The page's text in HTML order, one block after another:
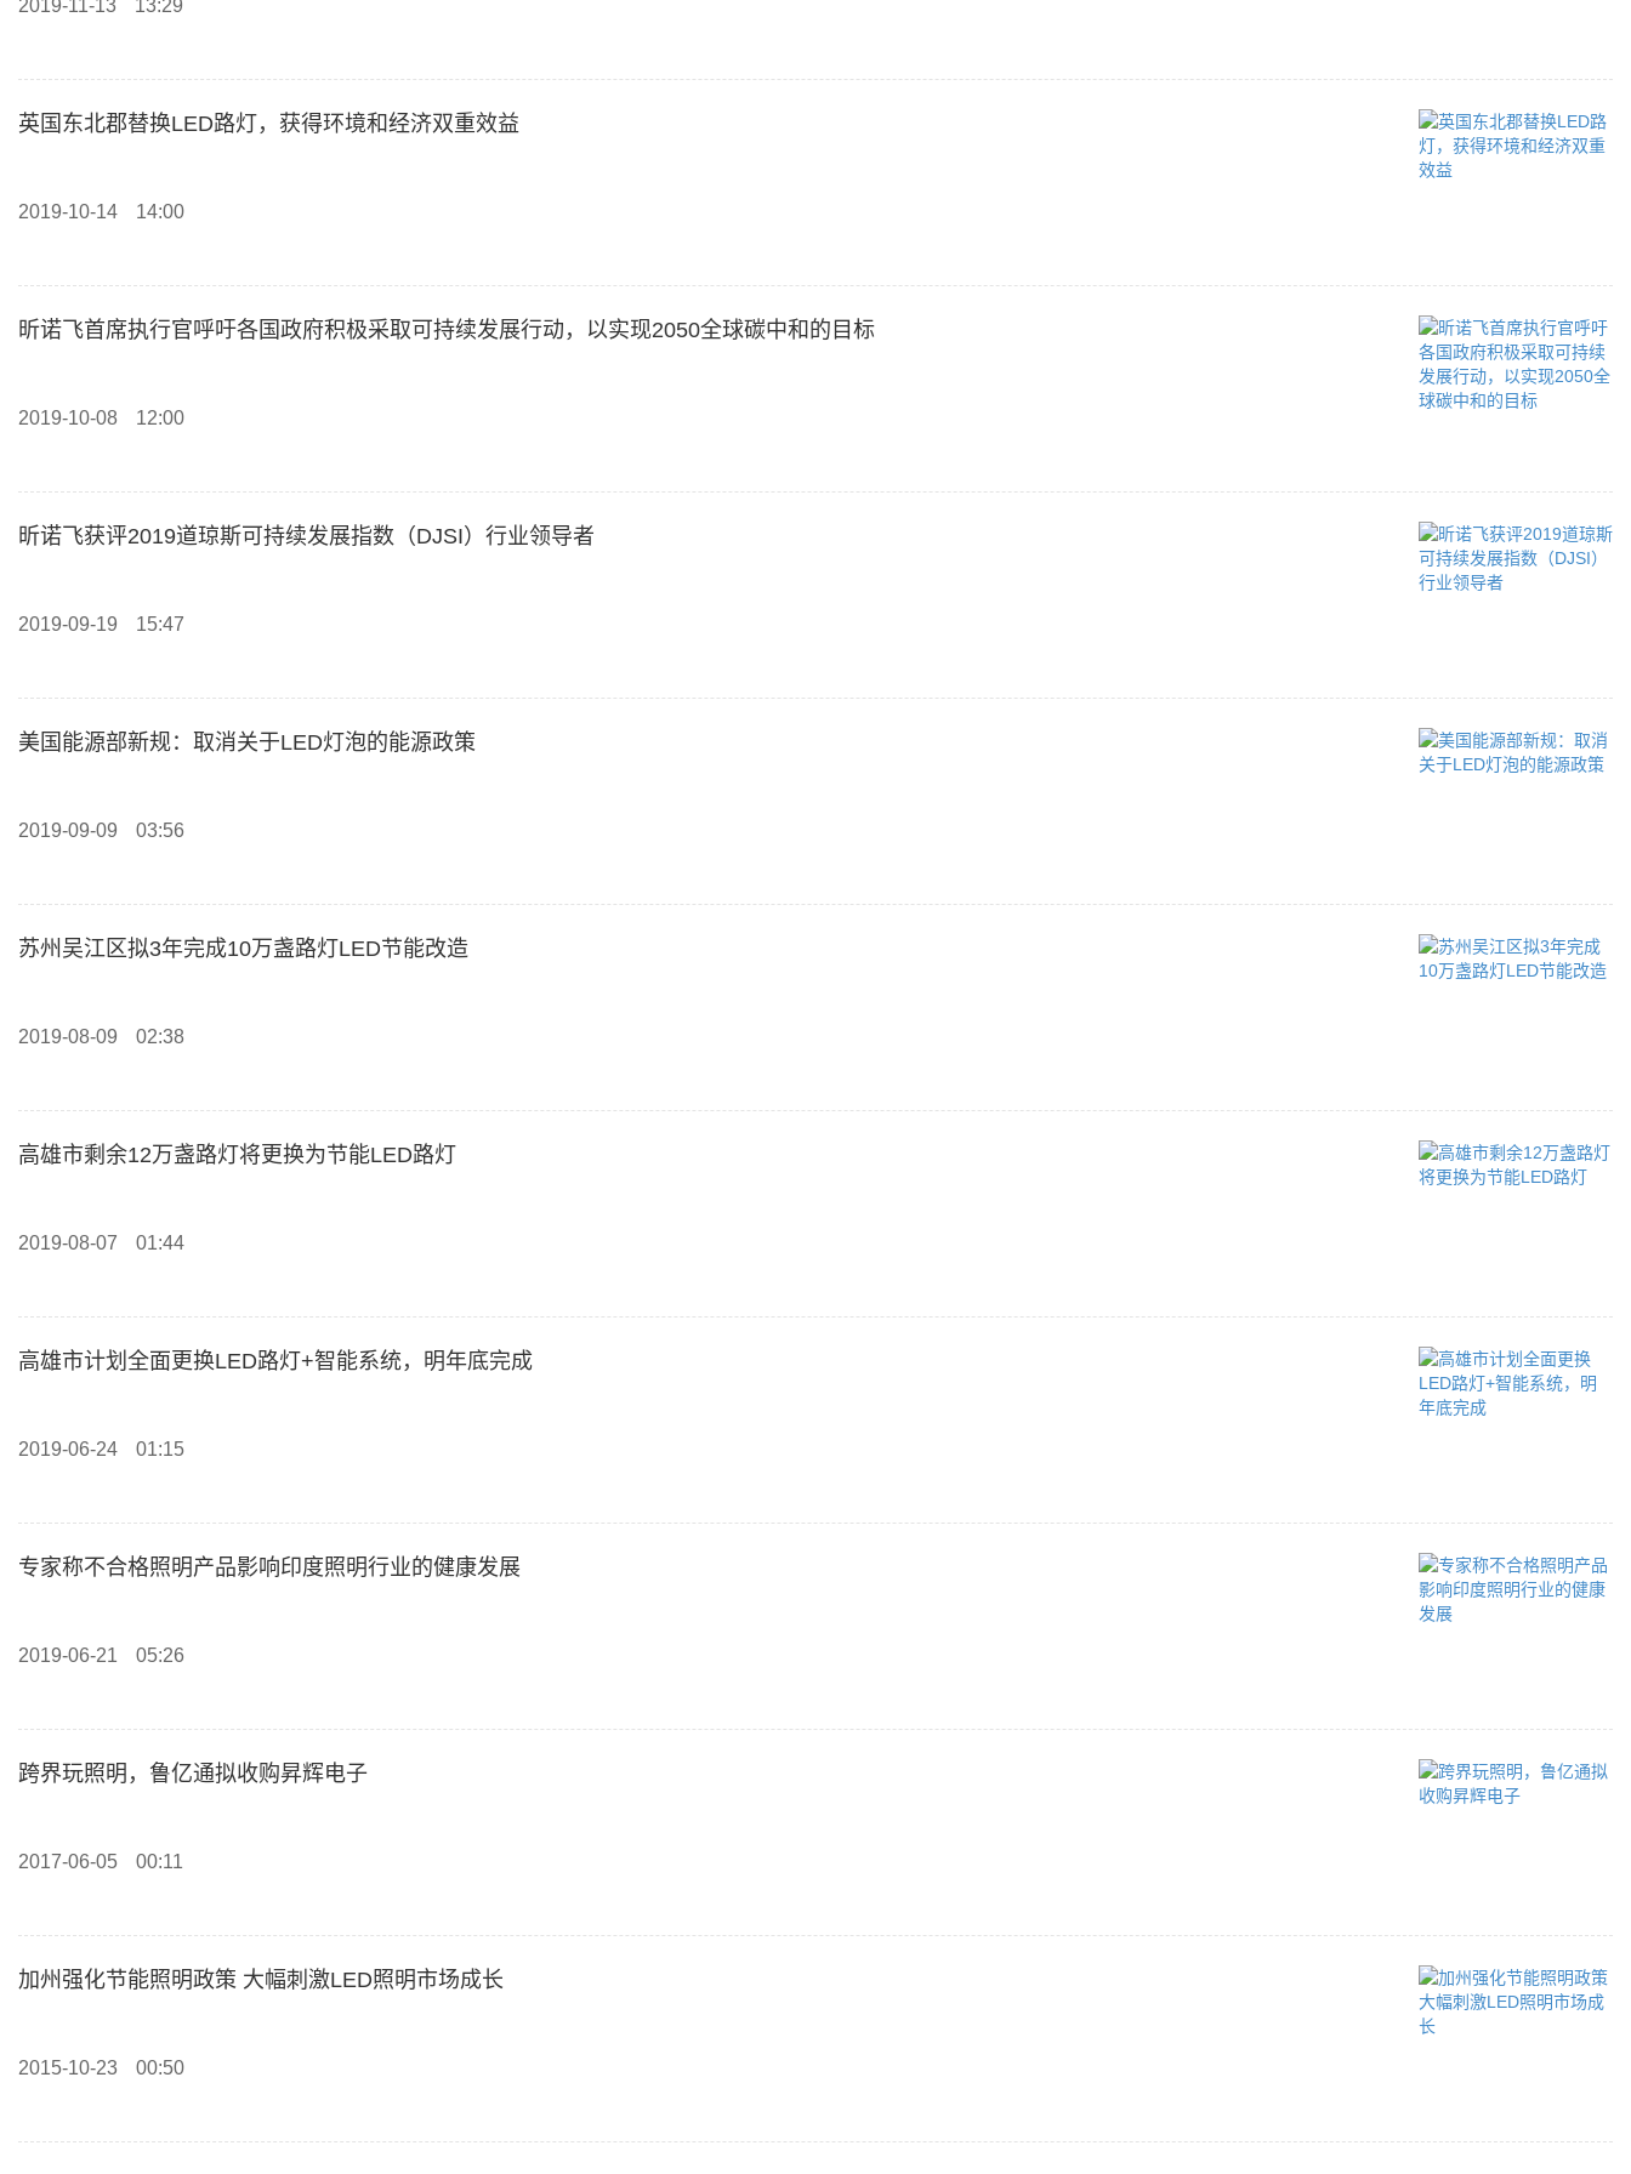
2019-11-13 13:29
英国东北郡替换LED路灯，获得环境和经济双重效益
2019-10-14 14:00
昕诺飞首席执行官呼吁各国政府积极采取可持续发展行动，以实现2050全球碳中和的目标
2019-10-08 12:00
昕诺飞获评2019道琼斯可持续发展指数（DJSI）行业领导者
2019-09-19 15:47
美国能源部新规：取消关于LED灯泡的能源政策
2019-09-09 03:56
苏州吴江区拟3年完成10万盏路灯LED节能改造
2019-08-09 02:38
高雄市剩余12万盏路灯将更换为节能LED路灯
2019-08-07 01:44
高雄市计划全面更换LED路灯+智能系统，明年底完成
2019-06-24 01:15
专家称不合格照明产品影响印度照明行业的健康发展
2019-06-21 05:26
跨界玩照明，鲁亿通拟收购昇辉电子
2017-06-05 00:11
加州强化节能照明政策 大幅刺激LED照明市场成长
2015-10-23 00:50